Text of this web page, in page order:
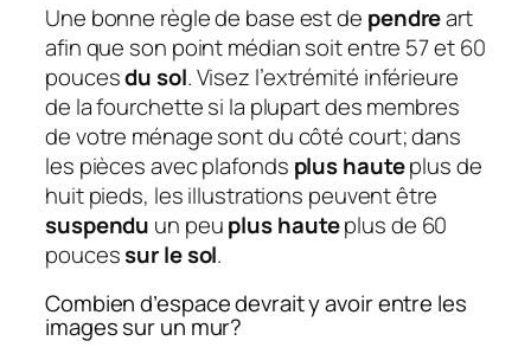
Une bonne règle de base est de pendreart
afin que son point médian soit entre 57 et 60
poucesdu sol. Visez l’extrémité inférieure
de la fourchette si la plupart des membres
de votre ménage sont du côté court; dans
les pièces avec plafonds plus hauteplus de
huit pieds, les illustrations peuvent être
suspendu un peuplus hauteplus de 60
poucessur le sol.
Combien d’espace devrait y avoir entre les
images sur un mur?